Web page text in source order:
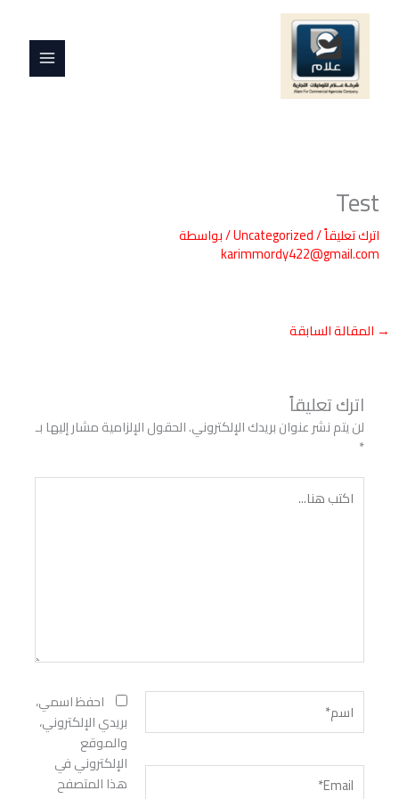
تخطي
المحتوى
MENU
Test
اترك تعليقاً/
Uncategorized/ بواسطة
karimmordy422@gmail.com
→ المقالة السابقة
اترك تعليقاً
لن يتم نشر عنوان بريدك الإلكتروني.الحقول الإلزامية مشار إليها بـ
*
هنا...
Email*
احفظ اسمي،
بريدي الإلكتروني،
والموقع
الإلكتروني في
هذا المتصفح